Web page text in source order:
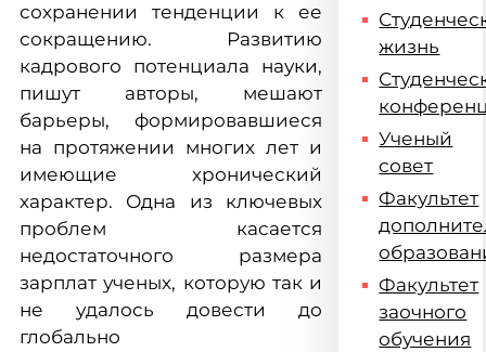
сохранении тенденции к ее
сокращению. Развитию
кадрового потенциала науки,
пишут авторы, мешают
барьеры, формировавшиеся
на протяжении многих лет и
имеющие хронический
характер. Одна из ключевых
проблем касается
недостаточного размера
зарплат ученых, которую так и
не удалось довести до
глобально
жизнь
Ученый
совет
Факультет
Факультет
заочного
обучения